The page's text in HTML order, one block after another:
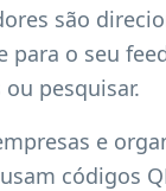
são
para o seu
pesquisar.
e
códigos